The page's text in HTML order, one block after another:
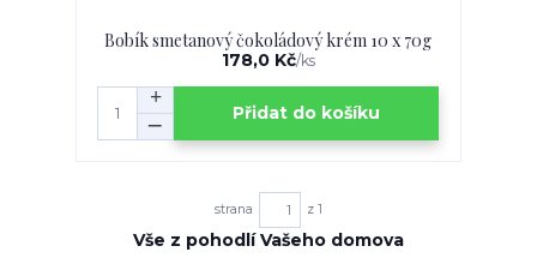
Bobík smetanový čokoládový krém 10 x 70g
178,0 Kč/ks
Přidat do košíku
strana z 1
Vše z pohodlí Vašeho domova